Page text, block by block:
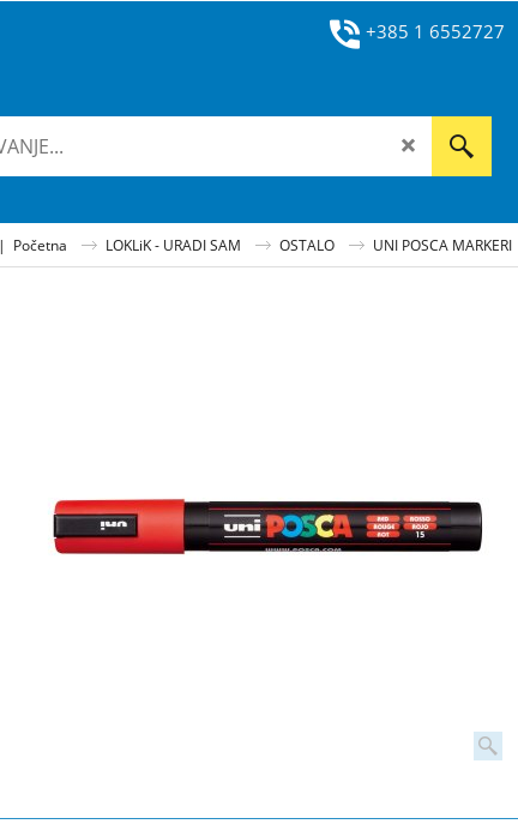
+385 1 6552727
| Početna LOKLiK - URADI SAM OSTALO UNI POSCA MARKERI